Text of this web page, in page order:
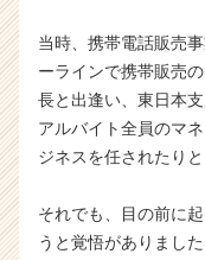
当時、携帯電話販売
ーラインで携帯販売
長と出逢い、東日本
アルバイト全員のマ
ジネスを任されたり
それでも、目の前に
うと覚悟がありまし